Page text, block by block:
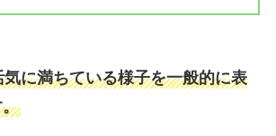
に満ちている様子を一般的に表